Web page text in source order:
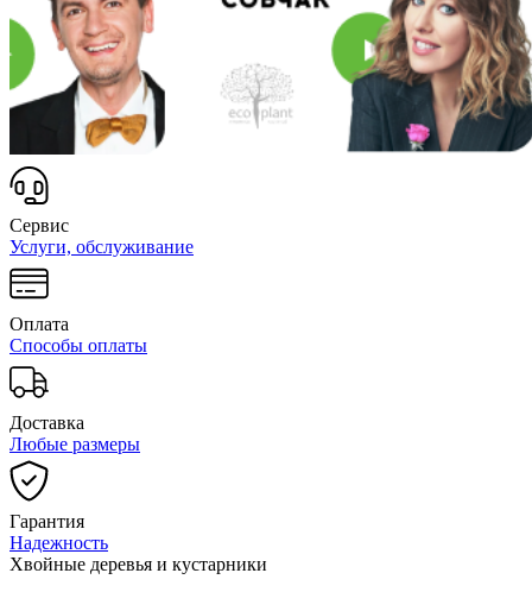
Сервис
Услуги, обслуживание
Оплата
Способы оплаты
Доставка
Любые размеры
Гарантия
Надежность
Хвойные деревья и кустарники